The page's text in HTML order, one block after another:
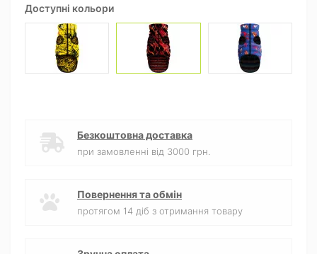
Доступні кольори
Безкоштовна доставка
при замовленні від 3000 грн.
Повернення та обмін
протягом 14 діб з отримання товару